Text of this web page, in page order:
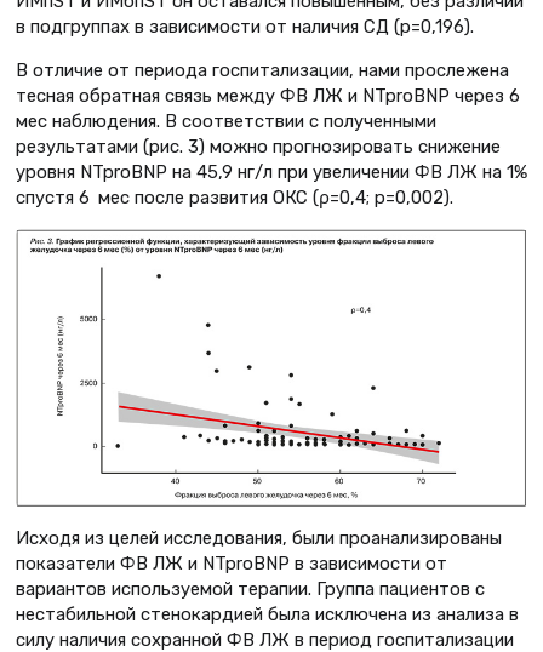
в подгруппах в зависимости от наличия СД (p=0,196).
В отличие от периода госпитализации, нами прослежена
тесная обратная связь между ФВ ЛЖ и NTproBNP через 6
мес наблюдения. В соответствии с полученными
результатами (рис. 3) можно прогнозировать снижение
уровня NTproBNP на 45,9 нг/л при увеличении ФВ ЛЖ на 1%
спустя 6 мес после развития ОКС (ρ=0,4; р=0,002).
Исходя из целей исследования, были проанализированы
показатели ФВ ЛЖ и NTproBNP в зависимости от
вариантов используемой терапии. Группа пациентов с
нестабильной стенокардией была исключена из анализа в
силу наличия сохранной ФВ ЛЖ в период госпитализации